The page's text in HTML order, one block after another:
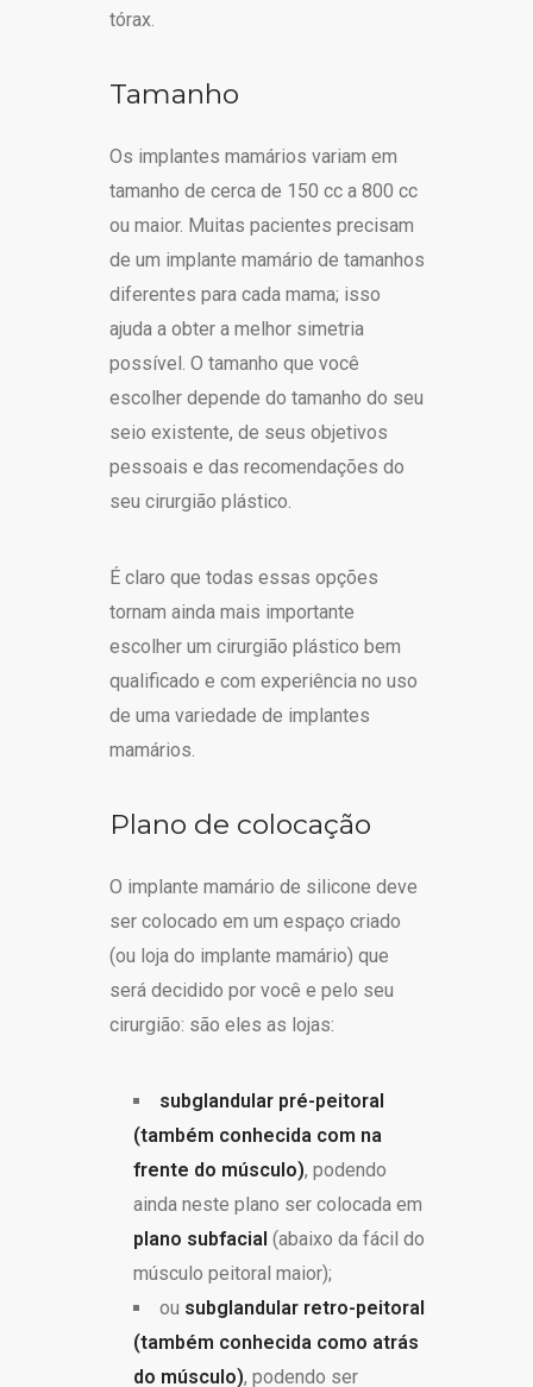
tórax.
Tamanho
Os implantes mamários variam em
tamanho de cerca de 150 cc a 800 cc
ou maior. Muitas pacientes precisam
de um implante mamário de tamanhos
diferentes para cada mama; isso
ajuda a obter a melhor simetria
possível. O tamanho que você
escolher depende do tamanho do seu
seio existente, de seus objetivos
pessoais e das recomendações do
seu cirurgião plástico.
É claro que todas essas opções
tornam ainda mais importante
escolher um cirurgião plástico bem
qualificado e com experiência no uso
de uma variedade de implantes
mamários.
Plano de colocação
O implante mamário de silicone deve
ser colocado em um espaço criado
(ou loja do implante mamário) que
será decidido por você e pelo seu
cirurgião: são eles as lojas:
subglandular pré-peitoral
(também conhecida com na
frente do músculo), podendo
ainda neste plano ser colocada em
plano subfacial (abaixo da fácil do
músculo peitoral maior);
ou subglandular retro-peitoral
(também conhecida como atrás
do músculo), podendo ser